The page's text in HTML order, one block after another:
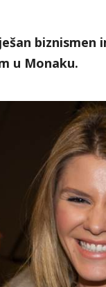
biznismen
u Monaku.